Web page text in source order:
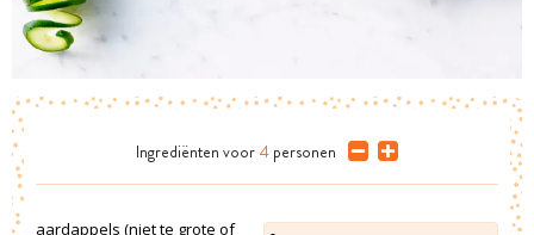
Ingrediënten voor 4 personen
aardappels (niet te grote of